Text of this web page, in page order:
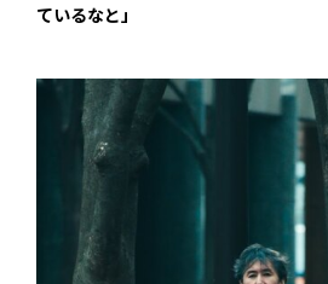
ているなと」